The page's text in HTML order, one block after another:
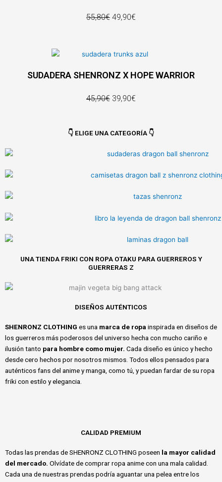
55,80€ 49,90€
SUDADERA SHENRONZ X HOPE WARRIOR
45,90€ 39,90€
👇 ELIGE UNA CATEGORÍA 👇
UNA TIENDA FRIKI CON ROPA OTAKU PARA GUERREROS Y
GUERRERAS Z
DISEÑOS AUTÉNTICOS
SHENRONZ CLOTHING es una marca de ropa inspirada en diseños de
los guerreros más poderosos del universo hecha con mucho cariño e
ilusión tanto para hombre como mujer. Cada diseño es único y hecho
desde cero hechos por nosotros mismos. Todos ellos pensados para
auténticos fans del anime y manga, como tú, y puedan fardar de su ropa
friki con estilo y elegancia.
CALIDAD PREMIUM
Todas las prendas de SHENRONZ CLOTHING poseen la mayor calidad
del mercado. Olvídate de comprar ropa anime con una mala calidad.
Cada una de nuestras prendas podría aguantar una pelea entre los